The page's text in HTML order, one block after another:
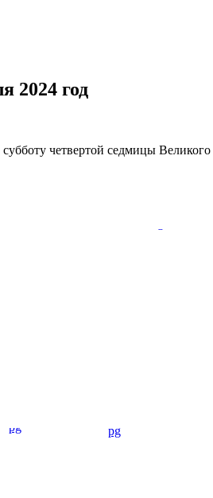
2024 год
четвертой седмицы